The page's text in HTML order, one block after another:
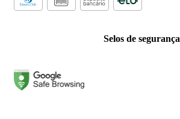
Selos de segurança